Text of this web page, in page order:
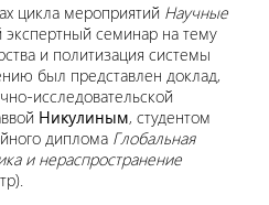
цикла мероприятий Научные
семинар на тему
и политизация системы
был представлен доклад,
исследовательской
Никулиным, студентом
диплома Глобальная
и нераспространение